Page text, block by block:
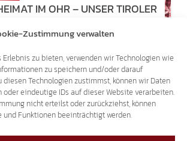
Zustimmung verwalten
zu bieten, verwenden wir Technologien wie
zu speichern und/oder darauf
diesen Technologien zustimmst, können wir Daten
oder eindeutige IDs auf dieser Website verarbeiten.
nicht erteilst oder zurückziehst, können
Funktionen beeinträchtigt werden.
IM OHR – UNSER TIROLER